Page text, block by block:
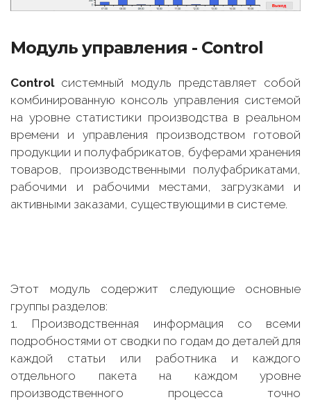
Модуль управления - Control
Controlсистемный модуль представляет собой
комбинированную консоль управления системой
на уровне статистики производства в реальном
времени и управления производством готовой
продукции и полуфабрикатов, буферами хранения
товаров, производственными полуфабрикатами,
рабочими и рабочими местами, загрузками и
активными заказами, существующими в системе.
Этот модуль содержит следующие основные
группы разделов:
1. Производственная информация со всеми
подробностями от сводки по годам до деталей для
каждой статьи или работника и каждого
отдельного пакета на каждом уровне
производственного процесса точно